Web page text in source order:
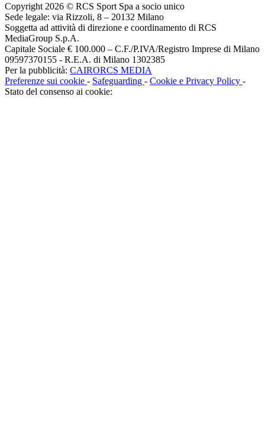
Copyright 2026 © RCS Sport Spa a socio unico
Sede legale: via Rizzoli, 8 – 20132 Milano
Soggetta ad attività di direzione e coordinamento di RCS
MediaGroup S.p.A.
Capitale Sociale € 100.000 – C.F./P.IVA/Registro Imprese di Milano
09597370155 - R.E.A. di Milano 1302385
Per la pubblicità: CAIRORCS MEDIA
Preferenze sui cookie - Safeguarding - Cookie e Privacy Policy -
Stato del consenso ai cookie: